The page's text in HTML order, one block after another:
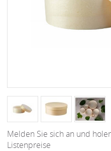
Melden Sie sich an und
Listenpreise